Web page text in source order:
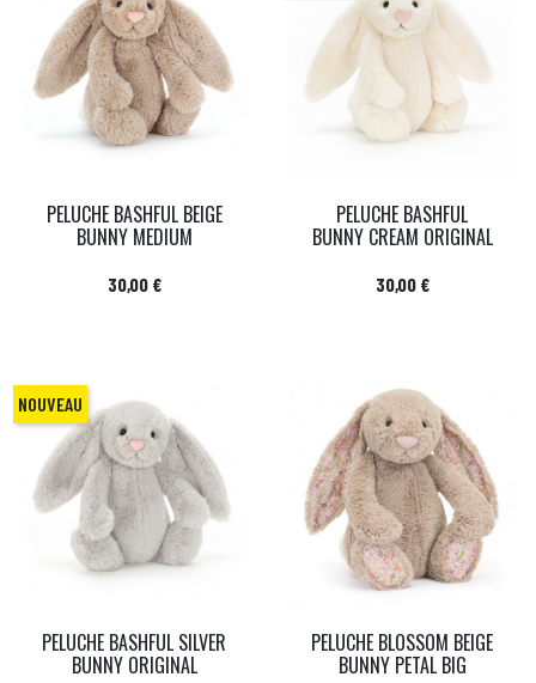
PELUCHE BASHFUL BEIGE
BUNNY MEDIUM
Prix
30,00 €
PELUCHE BASHFUL
BUNNY CREAM ORIGINAL
Prix
30,00 €
PELUCHE BASHFUL SILVER
BUNNY ORIGINAL
NOUVEAU
PELUCHE BLOSSOM BEIGE
BUNNY PETAL BIG